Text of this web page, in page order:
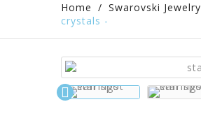
Home / Swarovski Jewelry
crystals -